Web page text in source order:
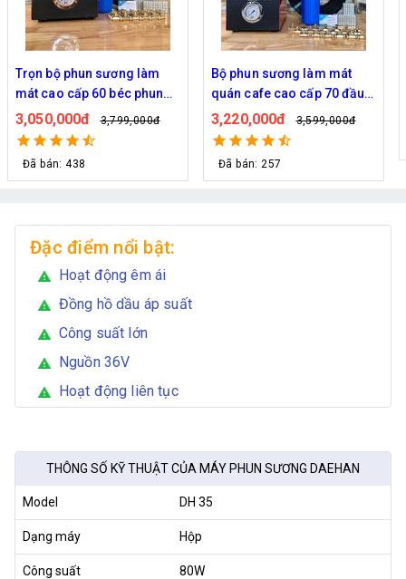
Trọn bộ phun sương làm
mát cao cấp 60 béc phun
bơm Hawin FOG-2703
3,050,000đ 3,799,000đ
Đã bán: 438
Bộ phun sương làm mát
quán cafe cao cấp 70 đầu
phun
3,220,000đ 3,599,000đ
Đã bán: 257
Đặc điểm nổi bật:
warning Hoạt động êm ái
warning Đồng hồ dầu áp suất
warning Công suất lớn
warning Nguồn 36V
warning Hoạt động liên tục
THÔNG SỐ KỸ THUẬT CỦA MÁY PHUN SƯƠNG DAEHAN
Model DH 35
Dạng máy Hộp
Công suất 80W